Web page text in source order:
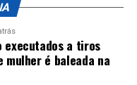
executados a tiros
mulher é baleada na